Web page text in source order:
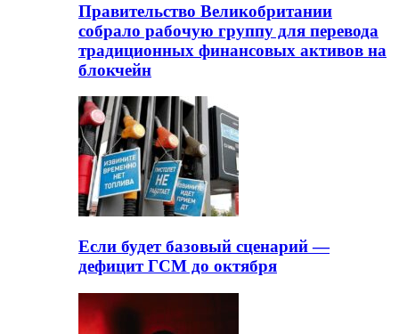
Правительство Великобритании
собрало рабочую группу для перевода
традиционных финансовых активов на
блокчейн
Если будет базовый сценарий —
дефицит ГСМ до октября